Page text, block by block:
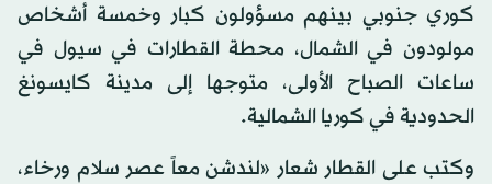
كوري جنوبي بينهم مسؤولون كبار وخمسة أشخاص
مولودون في الشمال، محطة القطارات في سيول في
ساعات الصباح الأولى، متوجها إلى مدينة كايسونغ
الحدودية في كوريا الشمالية.
وكتب على القطار شعار «لندشن معاً عصر سلام ورخاء،